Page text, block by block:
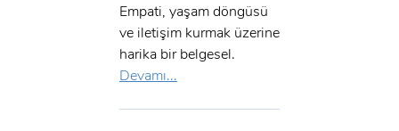
Empati, yaşam döngüsü
ve iletişim kurmak üzerine
harika bir belgesel.
Devamı...